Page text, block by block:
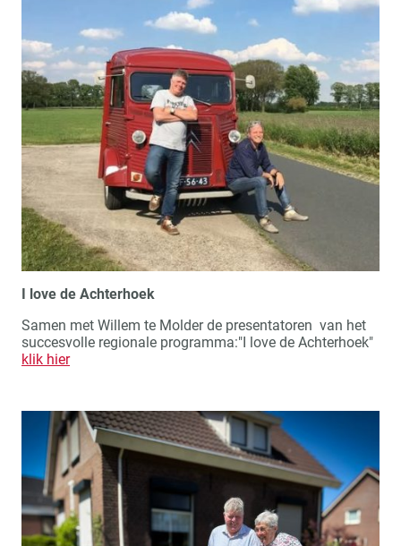
I love de Achterhoek
Samen met Willem te Molder de presentatoren van het
succesvolle regionale programma:"I love de Achterhoek"
klik hier